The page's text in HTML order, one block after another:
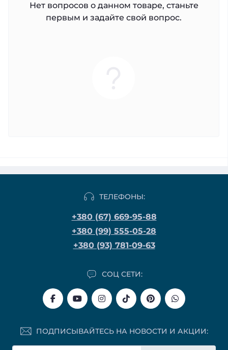
Нет вопросов о данном товаре, станьте
первым и задайте свой вопрос.
ТЕЛЕФОНЫ:
+380 (67) 669-95-88
+380 (99) 555-05-28
+380 (93) 781-09-63
СОЦ СЕТИ:
ПОДПИСЫВАЙТЕСЬ НА НОВОСТИ И АКЦИИ: